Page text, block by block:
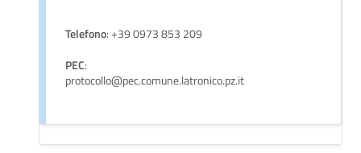
Telefono: +39 0973 853 209
PEC:
protocollo@pec.comune.latronico.pz.it